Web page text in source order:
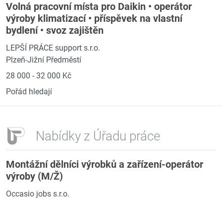
Volná pracovní místa pro Daikin • operátor
výroby klimatizací • příspěvek na vlastní
bydlení • svoz zajištěn
LEPŠÍ PRÁCE support s.r.o.
Plzeň-Jižní Předměstí
28 000 - 32 000 Kč
Pořád hledají
Nabídky z Úřadu práce
Montážní dělníci výrobků a zařízení-operátor
výroby (M/Ž)
Occasio jobs s.r.o.